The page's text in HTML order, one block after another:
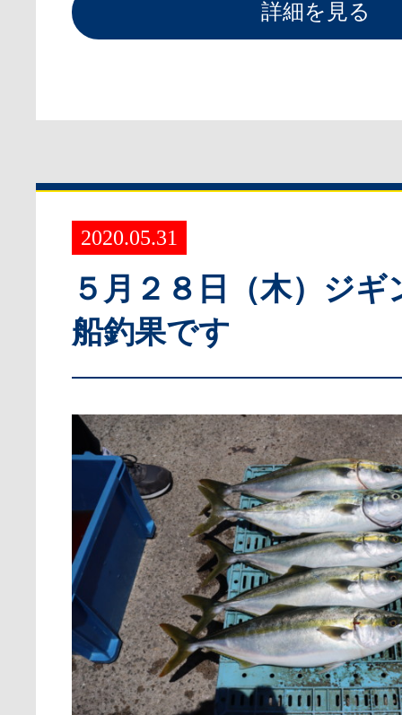
詳細を見る
2020.05.31
５月２８日（木）ジギ
船釣果です